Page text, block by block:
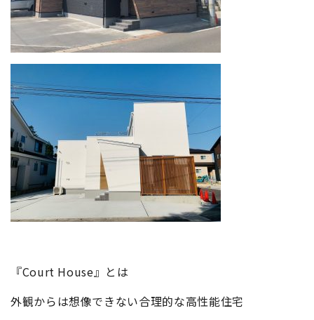
『Court House』とは
外観からは想像できない合理的な高性能住宅